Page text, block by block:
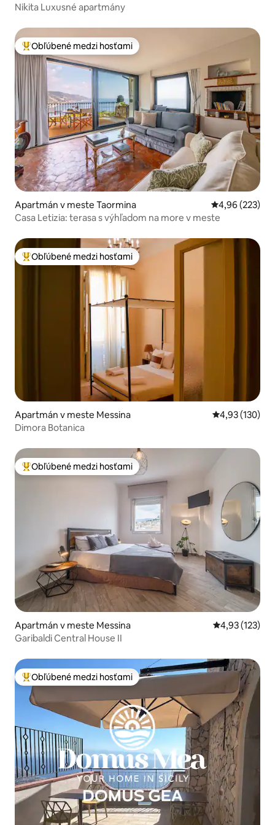
Nikita Luxusné apartmány
Najobľúbenejšie medzi hosťami
Obľúbené medzi hosťami
Apartmán v meste Taormina Priemerné
4,96 (223)
Casa Letizia: terasa s výhľadom na more v meste
Najobľúbenejšie medzi hosťami
Obľúbené medzi hosťami
Apartmán v meste Messina Priemerné
4,93 (130)
Dimora Botanica
Najobľúbenejšie medzi hosťami
Obľúbené medzi hosťami
Apartmán v meste Messina Priemerné
4,93 (123)
Garibaldi Central House II
Najobľúbenejšie medzi hosťami
Obľúbené medzi hosťami